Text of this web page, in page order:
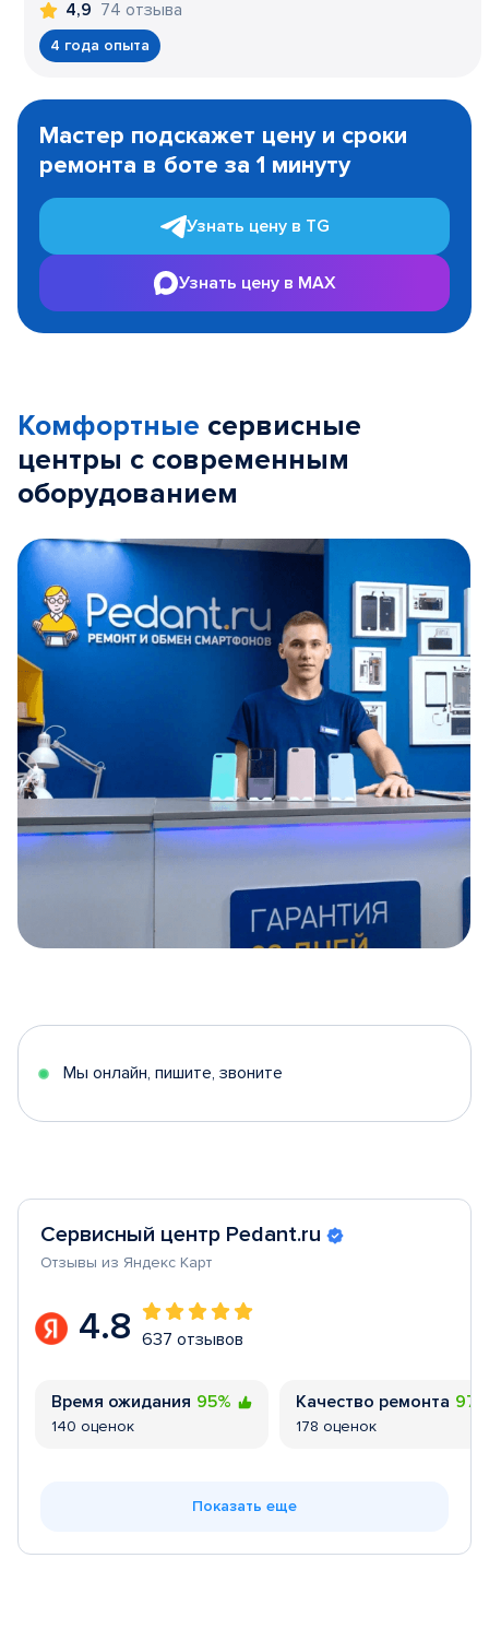
4,9 74 отзыва
4 года опыта
1
Мастер подскажет цену и сроки
ремонта в боте за 1 минуту
Узнать цену в TG
Узнать цену в MAX
Комфортные сервисные
центры с современным
оборудованием
5
Мы онлайн, пишите, звоните
Сервисный центр Pedant.ru
Отзывы из Яндекс Карт
4.8 637 отзывов
Время ожидания 95%
140 оценок
Качество ремонта
178 оценок
Показать еще